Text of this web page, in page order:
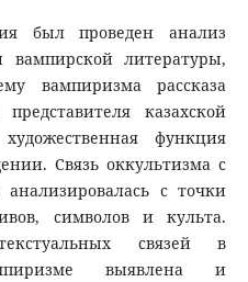
был проведен анализ
вампирской литературы,
вампиризма рассказа
казахской
функция
Связь оккультизма с
с точки
символов и культа.
связей в
выявлена и